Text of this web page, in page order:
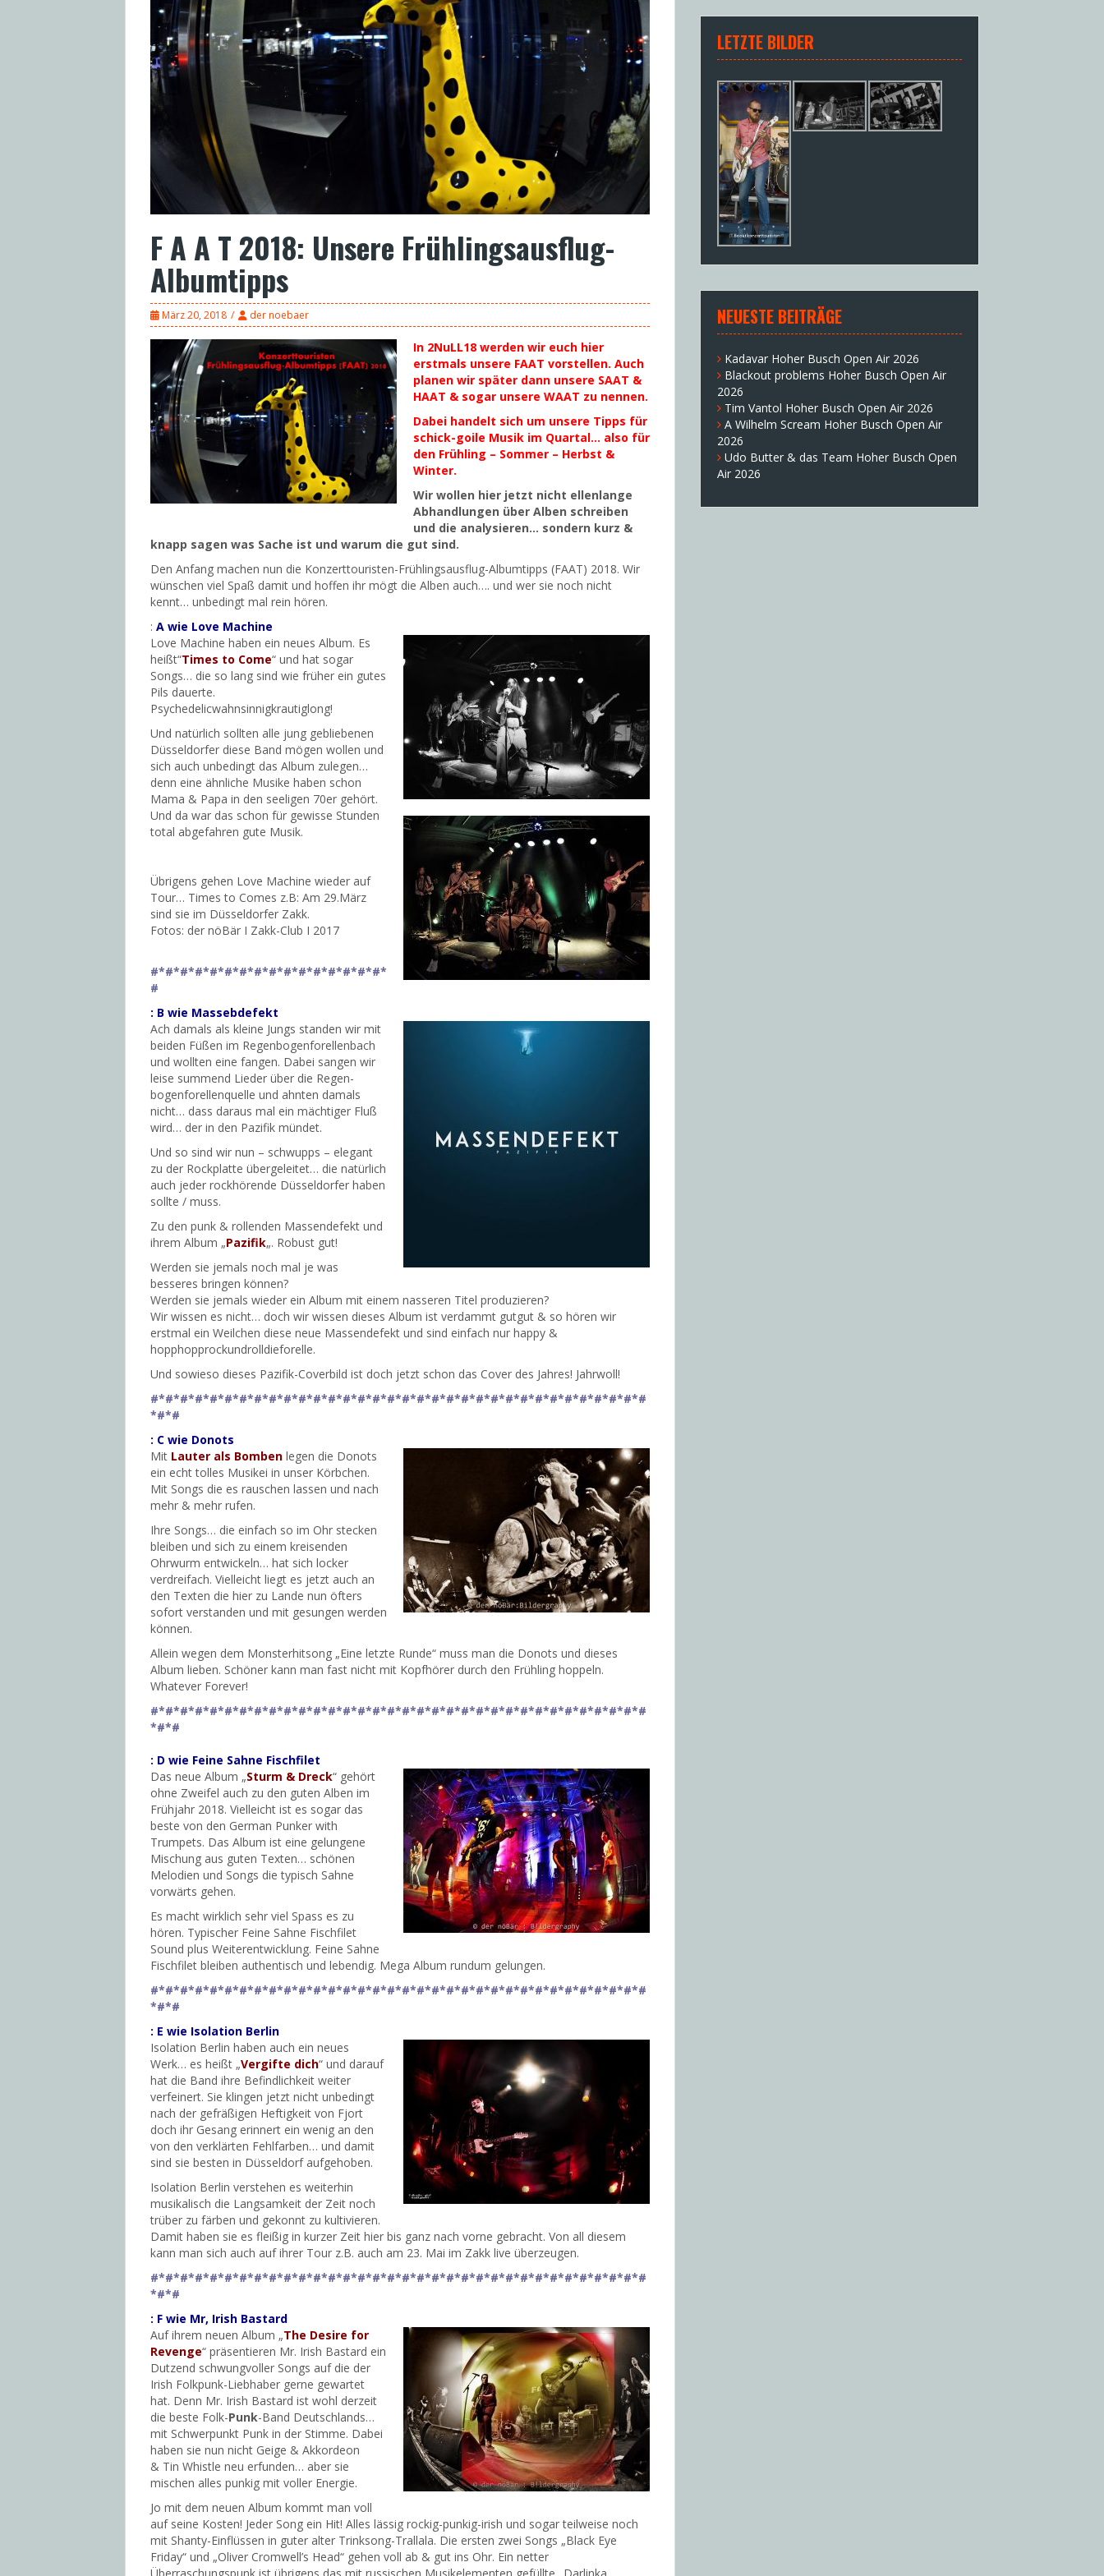
F A A T 2018: Unsere Frühlingsausflug-
Albumtipps
März 20, 2018 der noebaer
In 2NuLL18 werden wir euch hier
erstmals unsere FAAT vorstellen. Auch
planen wir später dann unsere SAAT &
HAAT & sogar unsere WAAT zu nennen.
Dabei handelt sich um unsere Tipps für
schick-goile Musik im Quartal… also für
den Frühling – Sommer – Herbst &
Winter.
Wir wollen hier jetzt nicht ellenlange
Abhandlungen über Alben schreiben
und die analysieren… sondern kurz &
knapp sagen was Sache ist und warum die gut sind.
Den Anfang machen nun die Konzerttouristen-Frühlingsausflug-Albumtipps (FAAT) 2018. Wir
wünschen viel Spaß damit und hoffen ihr mögt die Alben auch…. und wer sie noch nicht
kennt… unbedingt mal rein hören.
: A wie Love Machine
Love Machine haben ein neues Album. Es
heißt“Times to Come“ und hat sogar
Songs… die so lang sind wie früher ein gutes
Pils dauerte.
Psychedelicwahnsinnigkrautiglong!
Und natürlich sollten alle jung gebliebenen
Düsseldorfer diese Band mögen wollen und
sich auch unbedingt das Album zulegen…
denn eine ähnliche Musike haben schon
Mama & Papa in den seeligen 70er gehört.
Und da war das schon für gewisse Stunden
total abgefahren gute Musik.
Übrigens gehen Love Machine wieder auf
Tour… Times to Comes z.B: Am 29.März
sind sie im Düsseldorfer Zakk.
Fotos: der nöBär I Zakk-Club I 2017
#*#*#*#*#*#*#*#*#*#*#*#*#*#*#*#*
#
: B wie Massebdefekt
Ach damals als kleine Jungs standen wir mit
beiden Füßen im Regenbogenforellenbach
und wollten eine fangen. Dabei sangen wir
leise summend Lieder über die Regen-
bogenforellenquelle und ahnten damals
nicht… dass daraus mal ein mächtiger Fluß
wird… der in den Pazifik mündet.
Und so sind wir nun – schwupps – elegant
zu der Rockplatte übergeleitet… die natürlich
auch jeder rockhörende Düsseldorfer haben
sollte / muss.
Zu den punk & rollenden Massendefekt und
ihrem Album „Pazifik„. Robust gut!
Werden sie jemals noch mal je was
besseres bringen können?
Werden sie jemals wieder ein Album mit einem nasseren Titel produzieren?
Wir wissen es nicht… doch wir wissen dieses Album ist verdammt gutgut & so hören wir
erstmal ein Weilchen diese neue Massendefekt und sind einfach nur happy &
hopphopprockundrolldieforelle.
Und sowieso dieses Pazifik-Coverbild ist doch jetzt schon das Cover des Jahres! Jahrwoll!
#*#*#*#*#*#*#*#*#*#*#*#*#*#*#*#*#*#*#*#*#*#*#*#*#*#*#*#*#*#*#*#*#*#
*#*#
: C wie Donots
Mit Lauter als Bomben legen die Donots
ein echt tolles Musikei in unser Körbchen.
Mit Songs die es rauschen lassen und nach
mehr & mehr rufen.
Ihre Songs… die einfach so im Ohr stecken
bleiben und sich zu einem kreisenden
Ohrwurm entwickeln… hat sich locker
verdreifach. Vielleicht liegt es jetzt auch an
den Texten die hier zu Lande nun öfters
sofort verstanden und mit gesungen werden
können.
Allein wegen dem Monsterhitsong „Eine letzte Runde“ muss man die Donots und dieses
Album lieben. Schöner kann man fast nicht mit Kopfhörer durch den Frühling hoppeln.
Whatever Forever!
#*#*#*#*#*#*#*#*#*#*#*#*#*#*#*#*#*#*#*#*#*#*#*#*#*#*#*#*#*#*#*#*#*#
*#*#
: D wie Feine Sahne Fischfilet
Das neue Album „Sturm & Dreck“ gehört
ohne Zweifel auch zu den guten Alben im
Frühjahr 2018. Vielleicht ist es sogar das
beste von den German Punker with
Trumpets. Das Album ist eine gelungene
Mischung aus guten Texten… schönen
Melodien und Songs die typisch Sahne
vorwärts gehen.
Es macht wirklich sehr viel Spass es zu
hören. Typischer Feine Sahne Fischfilet
Sound plus Weiterentwicklung. Feine Sahne
Fischfilet bleiben authentisch und lebendig. Mega Album rundum gelungen.
#*#*#*#*#*#*#*#*#*#*#*#*#*#*#*#*#*#*#*#*#*#*#*#*#*#*#*#*#*#*#*#*#*#
*#*#
: E wie Isolation Berlin
Isolation Berlin haben auch ein neues
Werk… es heißt „Vergifte dich“ und darauf
hat die Band ihre Befindlichkeit weiter
verfeinert. Sie klingen jetzt nicht unbedingt
nach der gefräßigen Heftigkeit von Fjort
doch ihr Gesang erinnert ein wenig an den
von den verklärten Fehlfarben… und damit
sind sie besten in Düsseldorf aufgehoben.
Isolation Berlin verstehen es weiterhin
musikalisch die Langsamkeit der Zeit noch
trüber zu färben und gekonnt zu kultivieren.
Damit haben sie es fleißig in kurzer Zeit hier bis ganz nach vorne gebracht. Von all diesem
kann man sich auch auf ihrer Tour z.B. auch am 23. Mai im Zakk live überzeugen.
#*#*#*#*#*#*#*#*#*#*#*#*#*#*#*#*#*#*#*#*#*#*#*#*#*#*#*#*#*#*#*#*#*#
*#*#
: F wie Mr, Irish Bastard
Auf ihrem neuen Album „The Desire for
Revenge“ präsentieren Mr. Irish Bastard ein
Dutzend schwungvoller Songs auf die der
Irish Folkpunk-Liebhaber gerne gewartet
hat. Denn Mr. Irish Bastard ist wohl derzeit
die beste Folk-Punk-Band Deutschlands…
mit Schwerpunkt Punk in der Stimme. Dabei
haben sie nun nicht Geige & Akkordeon
& Tin Whistle neu erfunden… aber sie
mischen alles punkig mit voller Energie.
Jo mit dem neuen Album kommt man voll
auf seine Kosten! Jeder Song ein Hit! Alles lässig rockig-punkig-irish und sogar teilweise noch
mit Shanty-Einflüssen in guter alter Trinksong-Trallala. Die ersten zwei Songs „Black Eye
Friday“ und „Oliver Cromwell’s Head“ gehen voll ab & gut ins Ohr. Ein netter
LETZTE BILDER
NEUESTE BEITRÄGE
Kadavar Hoher Busch Open Air 2026
Blackout problems Hoher Busch Open Air
2026
Tim Vantol Hoher Busch Open Air 2026
A Wilhelm Scream Hoher Busch Open Air
2026
Udo Butter & das Team Hoher Busch Open
Air 2026